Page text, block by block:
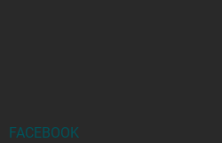
FACEBOOK